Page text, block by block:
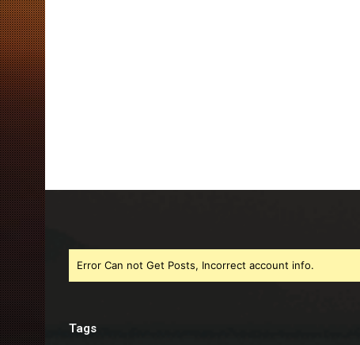
Error Can not Get Posts, Incorrect account info.
Tags